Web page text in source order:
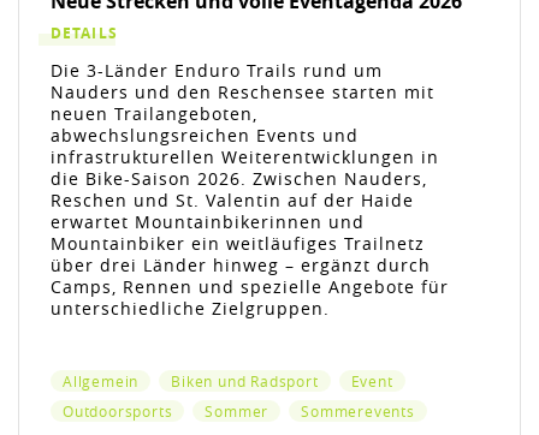
DETAILS
Die 3-Länder Enduro Trails rund um
Nauders und den Reschensee starten mit
neuen Trailangeboten,
abwechslungsreichen Events und
infrastrukturellen Weiterentwicklungen in
die Bike-Saison 2026. Zwischen Nauders,
Reschen und St. Valentin auf der Haide
erwartet Mountainbikerinnen und
Mountainbiker ein weitläufiges Trailnetz
über drei Länder hinweg – ergänzt durch
Camps, Rennen und spezielle Angebote für
unterschiedliche Zielgruppen.
Allgemein Biken und Radsport
Event
Outdoorsports
Sommer Sommerevents